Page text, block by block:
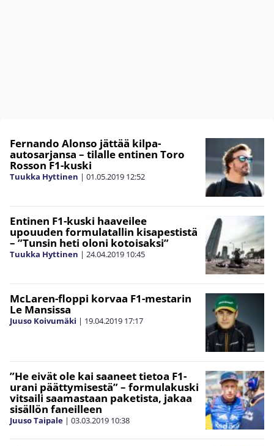
Fernando Alonso jättää kilpa-
autosarjansa – tilalle entinen Toro
Rosson F1-kuski
Tuukka Hyttinen | 01.05.2019 12:52
Entinen F1-kuski haaveilee
upouuden formulatallin kisapestistä
– ”Tunsin heti oloni kotoisaksi”
Tuukka Hyttinen | 24.04.2019 10:45
McLaren-floppi korvaa F1-mestarin
Le Mansissa
Juuso Koivumäki | 19.04.2019 17:17
”He eivät ole kai saaneet tietoa F1-
urani päättymisestä” – formulakuski
vitsaili saamastaan paketista, jakaa
sisällön faneilleen
Juuso Taipale | 03.03.2019 10:38